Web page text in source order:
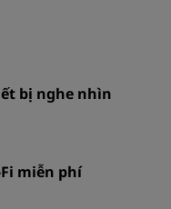
bị nghe nhìn
miễn phí